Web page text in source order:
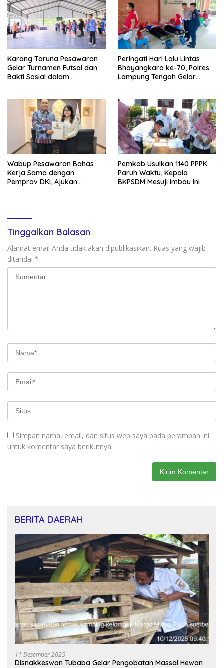
Karang Taruna Pesawaran
Gelar Turnamen Futsal dan
Bakti Sosial dalam
Peringati Hari Lalu Lintas
Bhayangkara ke-70, Polres
Lampung Tengah Gelar
Wabup Pesawaran Bahas
Kerja Sama dengan
Pemprov DKI, Ajukan
Pemkab Usulkan 1140 PPPK
Paruh Waktu, Kepala
BKPSDM Mesuji Imbau Ini
Tinggalkan Balasan
Alamat email Anda tidak akan dipublikasikan. Ruas yang wajib
ditandai *
Simpan nama, email, dan situs web saya pada peramban ini
untuk komentar saya berikutnya.
BERITA DAERAH
11 Desember 2025
Disnakkeswan Tubaba Gelar Pengobatan Massal Hewan